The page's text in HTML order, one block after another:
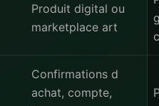
Produit digital ou
marketplace art
Confirmations d
achat, compte,